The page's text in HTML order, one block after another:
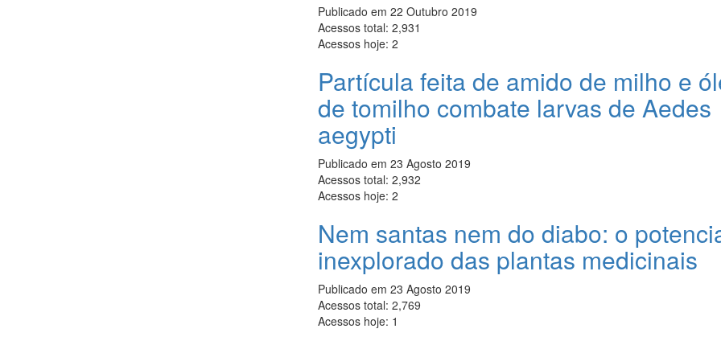
Publicado em 22 Outubro 2019
Acessos total: 2,931
Acessos hoje: 2
Partícula feita de amido de milho e
de tomilho combate larvas de Aedes
aegypti
Publicado em 23 Agosto 2019
Acessos total: 2,932
Acessos hoje: 2
Nem santas nem do diabo: o
inexplorado das plantas medicinais
Publicado em 23 Agosto 2019
Acessos total: 2,769
Acessos hoje: 1